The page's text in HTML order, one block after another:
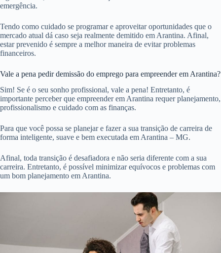
emergência.
Tendo como cuidado se programar e aproveitar oportunidades que o
mercado atual dá caso seja realmente demitido em Arantina. Afinal,
estar prevenido é sempre a melhor maneira de evitar problemas
financeiros.
Vale a pena pedir demissão do emprego para empreender em Arantina?
Sim! Se é o seu sonho profissional, vale a pena! Entretanto, é
importante perceber que empreender em Arantina requer planejamento,
profissionalismo e cuidado com as finanças.
Para que você possa se planejar e fazer a sua transição de carreira de
forma inteligente, suave e bem executada em Arantina – MG.
Afinal, toda transição é desafiadora e não seria diferente com a sua
carreira. Entretanto, é possível minimizar equívocos e problemas com
um bom planejamento em Arantina.